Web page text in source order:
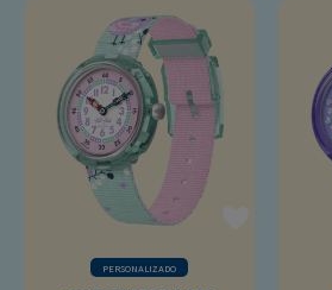
PERSONALIZADO